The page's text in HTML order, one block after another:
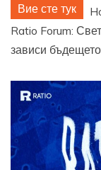
Вие сте тук
Ratio Forum:
зависи